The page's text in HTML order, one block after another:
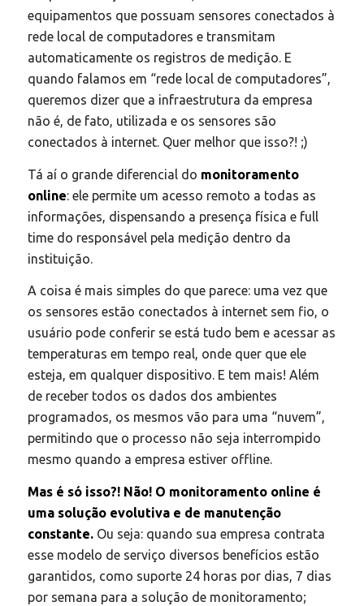
equipamentos que possuam sensores conectados à
rede local de computadores e transmitam
automaticamente os registros de medição. E
quando falamos em “rede local de computadores”,
queremos dizer que a infraestrutura da empresa
não é, de fato, utilizada e os sensores são
conectados à internet. Quer melhor que isso?! ;)
Tá aí o grande diferencial do monitoramento
online: ele permite um acesso remoto a todas as
informações, dispensando a presença física e full
timedo responsável pela medição dentro da
instituição.
A coisa é mais simples do que parece: uma vez que
os sensores estão conectados à internet sem fio, o
usuário pode conferir se está tudo bem e acessar as
temperaturas em tempo real, onde quer que ele
esteja, em qualquer dispositivo. E tem mais! Além
de receber todos os dados dos ambientes
programados, os mesmos vão para uma “nuvem”,
permitindo que o processo não seja interrompido
mesmo quando a empresa estiver offline.
Mas é só isso?! Não! O monitoramento online é
uma solução evolutiva e de manutenção
constante.Ou seja: quando sua empresa contrata
esse modelo de serviço diversos benefícios estão
garantidos, como suporte 24 horas por dias, 7 dias
por semana para a solução de monitoramento;